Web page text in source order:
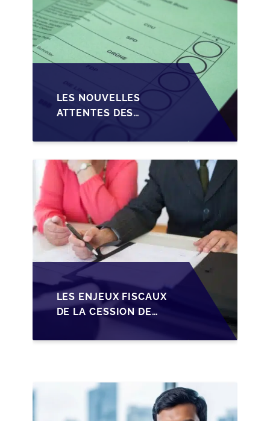
LES NOUVELLES
ATTENTES DES
TRANSMISSION DES
PME BELGES
LES ENJEUX FISCAUX
DE LA CESSION DE
LES DIRIGEANTS DE